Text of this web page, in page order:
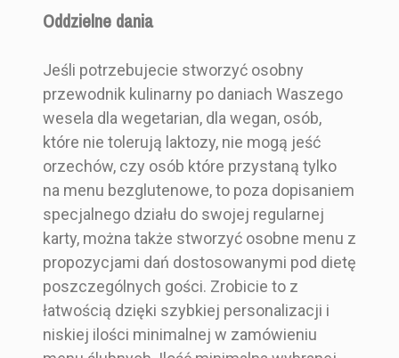
Oddzielne dania
Jeśli potrzebujecie stworzyć osobny
przewodnik kulinarny po daniach Waszego
wesela dla wegetarian, dla wegan, osób,
które nie tolerują laktozy, nie mogą jeść
orzechów, czy osób które przystaną tylko
na menu bezglutenowe, to poza dopisaniem
specjalnego działu do swojej regularnej
karty, można także stworzyć osobne menu z
propozycjami dań dostosowanymi pod dietę
poszczególnych gości. Zrobicie to z
łatwością dzięki szybkiej personalizacji i
niskiej ilości minimalnej w zamówieniu